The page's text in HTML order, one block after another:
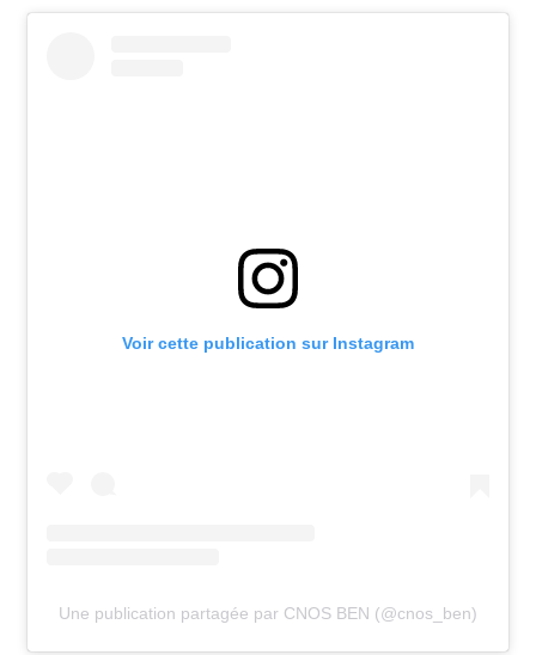
Voir cette publication sur Instagram
Une publication partagée par CNOS BEN (@cnos_ben)